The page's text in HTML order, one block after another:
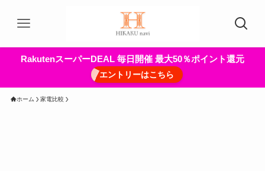
RakutenスーパーDEAL 毎日開催 最大50％ポイント還元
エントリーはこちら
ホーム 家電比較